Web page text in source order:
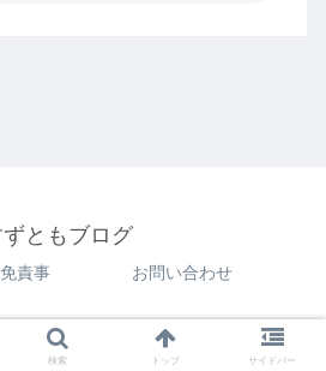
ともブログ
責事
お問い合わせ
すずともブログ.
検索 トップ サイドバー